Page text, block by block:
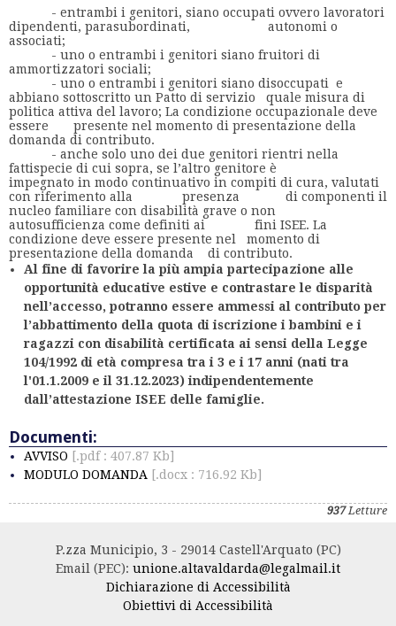
- entrambi i genitori, siano occupati ovvero lavoratori
dipendenti, parasubordinati, autonomi o
associati;
- uno o entrambi i genitori siano fruitori di
ammortizzatori sociali;
- uno o entrambi i genitori siano disoccupati e
abbiano sottoscritto un Patto di servizio quale misura di
politica attiva del lavoro; La condizione occupazionale deve
essere presente nel momento di presentazione della
domanda di contributo.
- anche solo uno dei due genitori rientri nella
fattispecie di cui sopra, se l’altro genitore è
impegnato in modo continuativo in compiti di cura, valutati
con riferimento alla presenza di componenti il
nucleo familiare con disabilità grave o non
autosufficienza come definiti ai fini ISEE. La
condizione deve essere presente nel momento di
presentazione della domanda di contributo.
Al fine di favorire la più ampia partecipazione alle
opportunità educative estive e contrastare le disparità
nell’accesso, potranno essere ammessi al contributo per
l’abbattimento della quota di iscrizione i bambini e i
ragazzi con disabilità certificata ai sensi della Legge
104/1992 di età compresa tra i 3 e i 17 anni (nati tra
l'01.1.2009 e il 31.12.2023) indipendentemente
dall’attestazione ISEE delle famiglie.
Documenti:
AVVISO [.pdf : 407.87 Kb]
MODULO DOMANDA [.docx : 716.92 Kb]
937Letture
P.zza Municipio, 3 - 29014 Castell'Arquato (PC)
Email (PEC): unione.altavaldarda@legalmail.it
Dichiarazione di Accessibilità
Obiettivi di Accessibilità